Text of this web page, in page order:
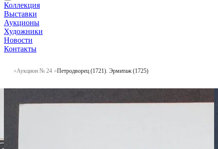
Коллекция
Выставки
Аукционы
Художники
Новости
Контакты
Аукцион № 24 Петродворец (1721). Эрмитаж (1725)